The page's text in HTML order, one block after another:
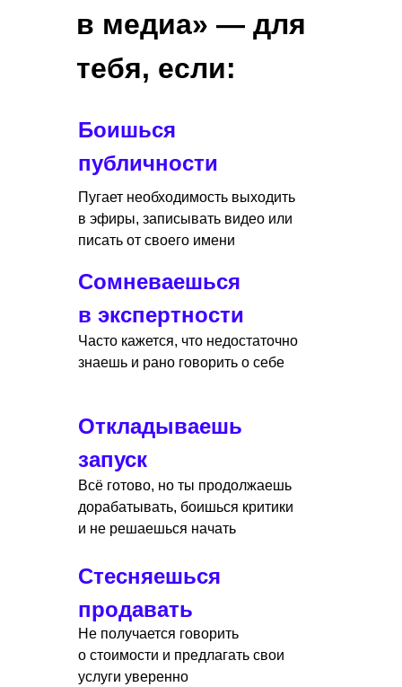
в медиа» — для
тебя, если:
Боишься
публичности
Пугает необходимость выходить
в эфиры, записывать видео или
писать от своего имени
Сомневаешься
в экспертности
Часто кажется, что недостаточно
знаешь и рано говорить о себе
Откладываешь
запуск
Всё готово, но ты продолжаешь
дорабатывать, боишься критики
и не решаешься начать
Стесняешься
продавать
Не получается говорить
о стоимости и предлагать свои
услуги уверенно